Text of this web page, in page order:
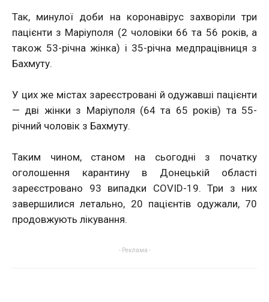
Так, минулої доби на коронавірус захворіли три
пацієнти з Маріуполя (2 чоловіки 66 та 56 років, а
також 53-річна жінка) і 35-річна медпрацівниця з
Бахмуту.
У цих же містах зареєстровані й одужавші пацієнти
— дві жінки з Маріуполя (64 та 65 років) та 55-
річний чоловік з Бахмуту.
Таким чином, станом на сьогодні з початку
оголошення карантину в Донецькій області
зареєстровано 93 випадки COVID-19. Три з них
завершилися летально, 20 пацієнтів одужали, 70
продовжують лікування.
- Реклама -